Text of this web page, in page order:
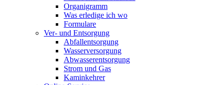
Organigramm
Was erledige ich wo
Formulare
Ver- und Entsorgung
Abfallentsorgung
Wasserversorgung
Abwasserentsorgung
Strom und Gas
Kaminkehrer